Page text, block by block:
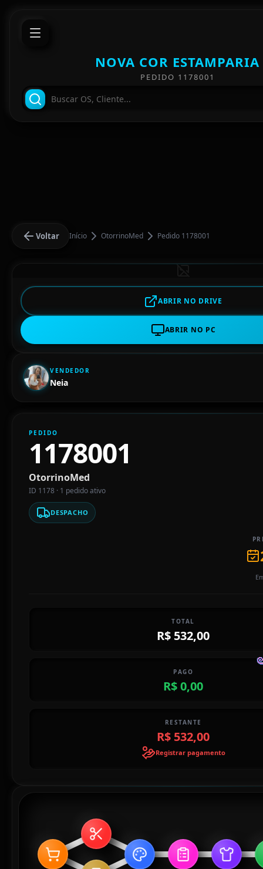
NOVA COR ESTAMPARIA
PEDIDO 1178001
Voltar Início OtorrinoMed Pedido 1178001
ABRIR NO DRIVE
ABRIR NO PC
VENDEDOR
Neia
PEDIDO
1178001
OtorrinoMed
ID 1178 · 1 pedido ativo
DESPACHO
TOTAL
R$ 532,00
PAGO
R$ 0,00
RESTANTE
R$ 532,00
Registrar pagamento